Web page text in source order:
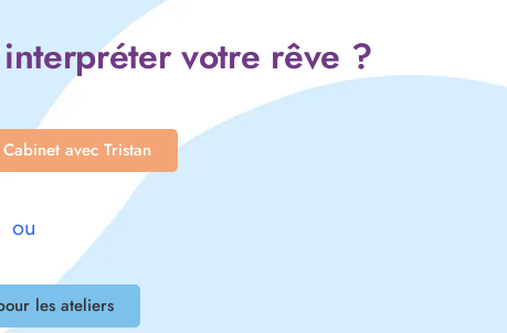
votre rêve ?
avec Tristan
ou
les ateliers